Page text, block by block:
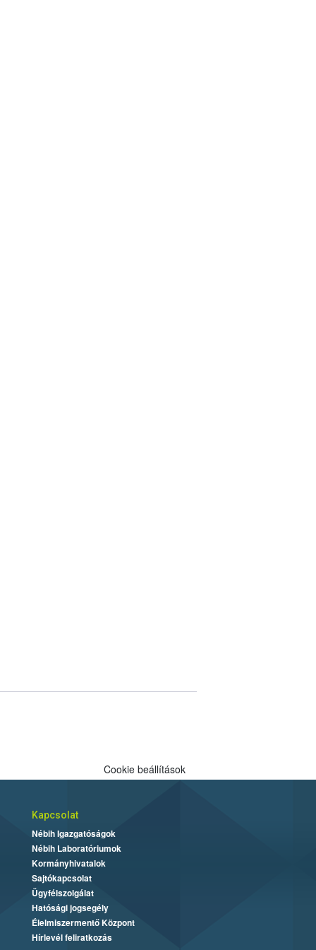
Cookie beállítások
Kapcsolat
Nébih Igazgatóságok
Nébih Laboratóriumok
Kormányhivatalok
Sajtókapcsolat
Ügyfélszolgálat
Hatósági jogsegély
Élelmiszermentő Központ
Hírlevél feliratkozás